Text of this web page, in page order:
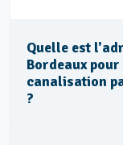
Quelle est
Bordeaux
canalisation
?